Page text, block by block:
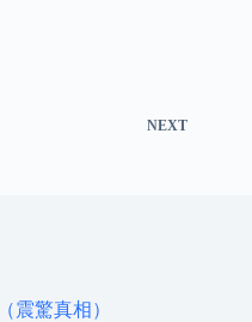
NEXT
震驚真相）